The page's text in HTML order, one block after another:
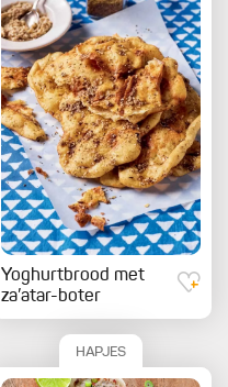
Yoghurtbrood met
za’atar-boter
HAPJES